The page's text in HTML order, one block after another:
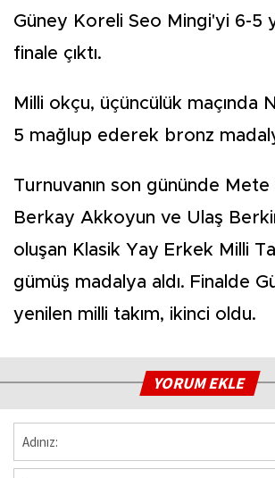
Güney Koreli Seo Mingi'yi 6-5
finale çıktı.
Milli okçu, üçüncülük maçında
5 mağlup ederek bronz
Turnuvanın son gününde Mete
Berkay Akkoyun ve Ulaş
oluşan Klasik Yay Erkek Milli
gümüş madalya aldı. Finalde
yenilen milli takım, ikinci oldu.
YORUM EKLE